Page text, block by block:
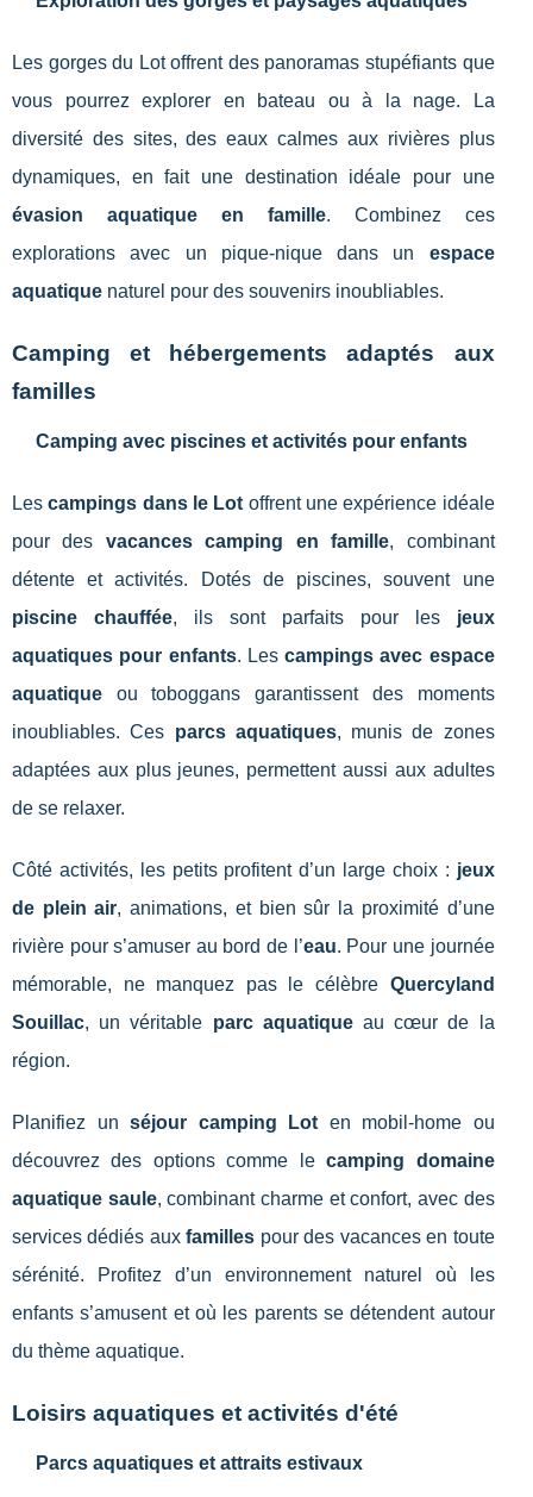
Les gorges du Lot offrent des panoramas stupéfiants que
vous pourrez explorer en bateau ou à la nage. La
diversité des sites, des eaux calmes aux rivières plus
dynamiques, en fait une destination idéale pour une
évasion aquatique en famille. Combinez ces
explorations avec un pique-nique dans un espace
aquatique naturel pour des souvenirs inoubliables.
Camping et hébergements adaptés aux
familles
Camping avec piscines et activités pour enfants
Lescampings dans le Lot offrent une expérience idéale
pour des vacances camping en famille, combinant
détente et activités. Dotés de piscines, souvent une
piscine chauffée, ils sont parfaits pour les jeux
aquatiques pour enfants. Lescampings avec espace
aquatique ou toboggans garantissent des moments
inoubliables. Ces parcs aquatiques, munis de zones
adaptées aux plus jeunes, permettent aussi aux adultes
de se relaxer.
Côté activités, les petits profitent d’un large choix : jeux
de plein air, animations, et bien sûr la proximité d’une
rivière pour s’amuser au bord de l’eau. Pour une journée
mémorable, ne manquez pas le célèbre Quercyland
Souillac, un véritable parc aquatiqueau cœur de la
région.
Planifiez unséjour camping Lot en mobil-home ou
découvrez des options comme lecamping domaine
aquatique saule, combinant charme et confort, avec des
services dédiés auxfamilles pour des vacances en toute
sérénité. Profitez d’un environnement naturel où les
enfants s’amusent et où les parents se détendent autour
du thème aquatique.
Loisirs aquatiques et activités d'été
Parcs aquatiques et attraits estivaux